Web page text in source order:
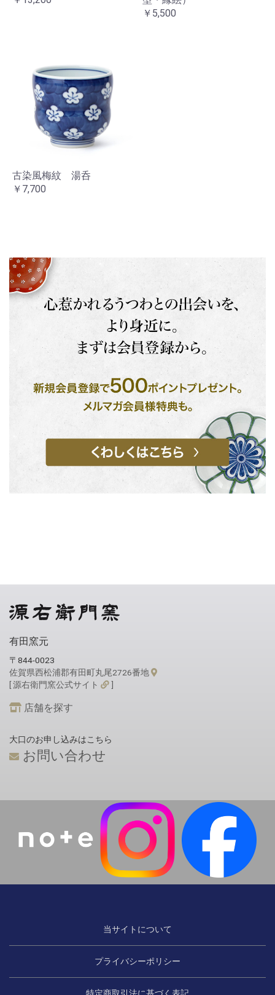
お買い物を続ける
￥5,500
古染風梅紋 湯呑
￥7,700
有田窯元
〒844-0023
佐賀県西松浦郡有田町丸尾2726番地
[ 源右衛門窯公式サイト
]
店舗を探す
大口のお申し込みはこちら
お問い合わせ
当サイトについて
プライバシーポリシー